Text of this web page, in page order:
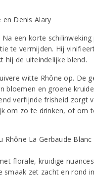
een korte
te vermijden. Hij
hij de uiteindelijke blend.
witte Rhône op. De
bloemen en groene
verfijnde frisheid zorgt
om zo te drinken, of om
florale, kruidige
smaak zet zacht en rond